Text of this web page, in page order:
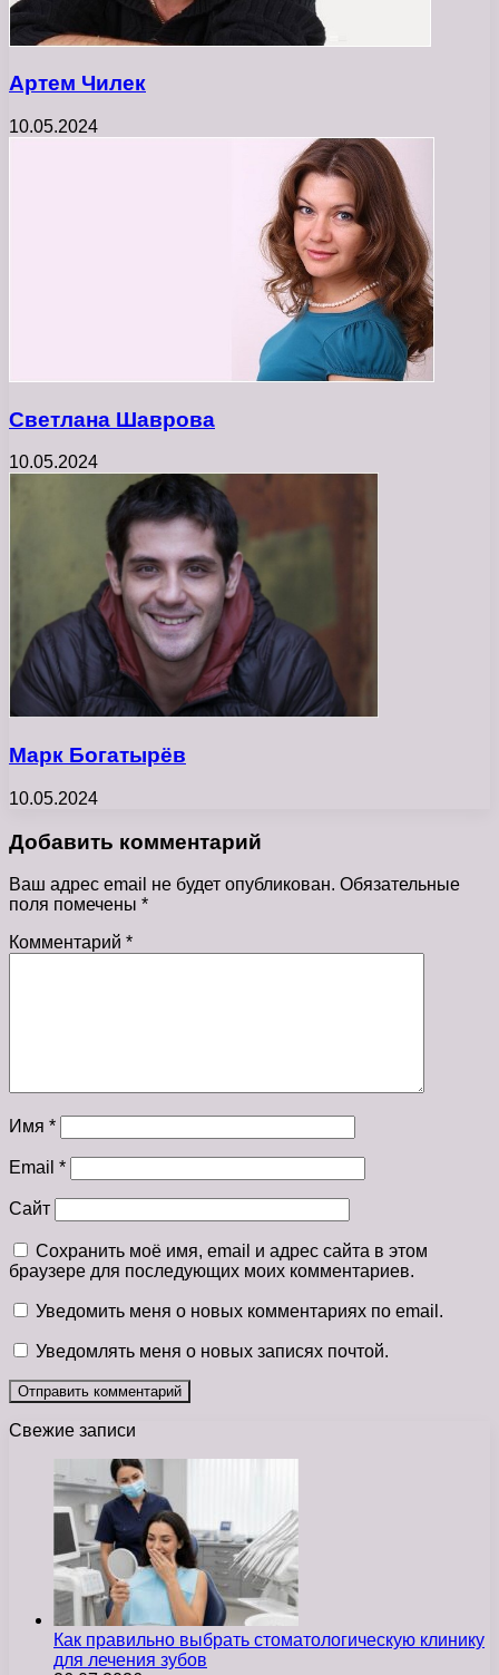
Артем Чилек
10.05.2024
Светлана Шаврова
10.05.2024
Марк Богатырёв
10.05.2024
Добавить комментарий
Ваш адрес email не будет опубликован. Обязательные
поля помечены *
Комментарий *
Имя *
Email *
Сайт
Сохранить моё имя, email и адрес сайта в этом
браузере для последующих моих комментариев.
Уведомить меня о новых комментариях по email.
Уведомлять меня о новых записях почтой.
Свежие записи
Как правильно выбрать стоматологическую клинику
для лечения зубов